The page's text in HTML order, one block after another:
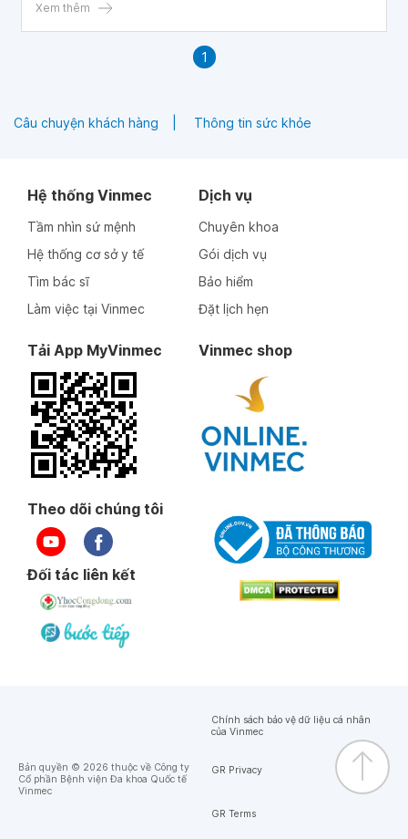
Xem thêm
1
Câu chuyện khách hàng Thông tin sức khỏe
Hệ thống Vinmec
Tầm nhìn sứ mệnh
Hệ thống cơ sở y tế
Tìm bác sĩ
Làm việc tại Vinmec
Dịch vụ
Chuyên khoa
Gói dịch vụ
Bảo hiểm
Đặt lịch hẹn
Tải App MyVinmec Vinmec shop
Theo dõi chúng tôi
Đối tác liên kết
Bản quyền © 2026 thuộc về Công ty
Cổ phần Bệnh viện Đa khoa Quốc tế
Vinmec
Chính sách bảo vệ dữ liệu cá nhân
của Vinmec
GR Privacy
GR Terms